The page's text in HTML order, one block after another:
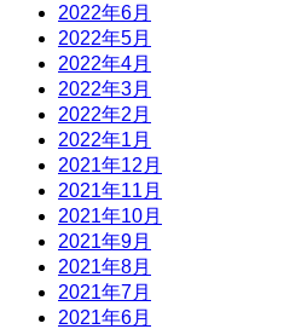
2022年6月
2022年5月
2022年4月
2022年3月
2022年2月
2022年1月
2021年12月
2021年11月
2021年10月
2021年9月
2021年8月
2021年7月
2021年6月